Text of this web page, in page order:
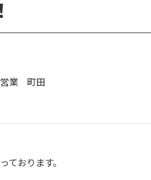
業 町田
ております。